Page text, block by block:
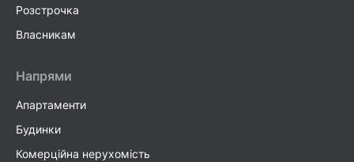
Розстрочка
Власникам
Напрями
Апартаменти
Будинки
Комерційна нерухомість